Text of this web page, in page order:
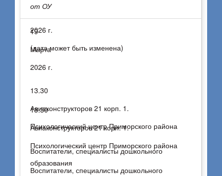
апреля
2026 г.
(дата может быть изменена)
13.30
Авиаконструкторов 21 корп. 1.
Психологический центр Приморского района
Воспитатели, специалисты дошкольного
образования
от ОУ
19
Марта
2026 г.
13.30
Авиаконструкторов 21 корп. 1.
Психологический центр Приморского района
Воспитатели, специалисты дошкольного